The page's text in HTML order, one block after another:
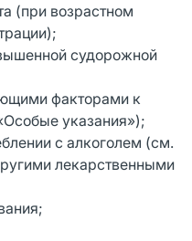
(при возрастном
судорожной
факторами к
указания»);
с алкоголем (см.
лекарственными